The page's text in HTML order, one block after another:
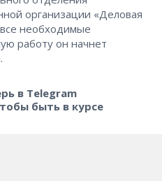
организации «Деловая
необходимые
работу он начнет
в Telegram
быть в курсе